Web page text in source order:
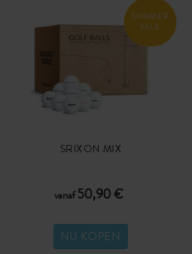
SUMMER
SALE
SRIXON MIX
vanaf50,90 €
NU KOPEN